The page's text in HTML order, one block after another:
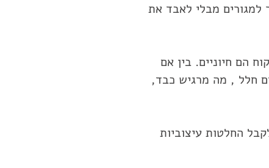
למגורים מבלי לאבד את
הם חיוניים. בין אם
חלל , מה מרגיש כבד,
החלטות עיצוביות